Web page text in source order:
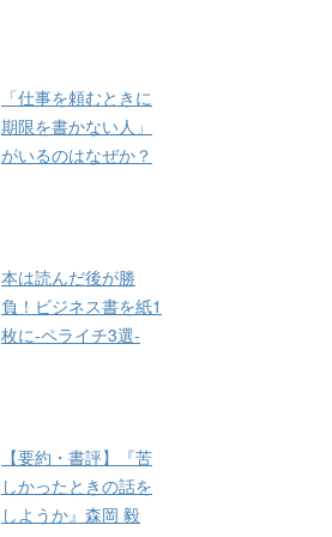
「仕事を頼むときに
期限を書かない人」
がいるのはなぜか？
本は読んだ後が勝
負！ビジネス書を紙1
枚に-ペライチ3選-
【要約・書評】『苦
しかったときの話を
しようか』森岡 毅